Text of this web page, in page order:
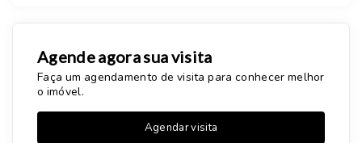
Agende agora sua visita
Faça um agendamento de visita para conhecer melhor
o imóvel.
Agendar visita